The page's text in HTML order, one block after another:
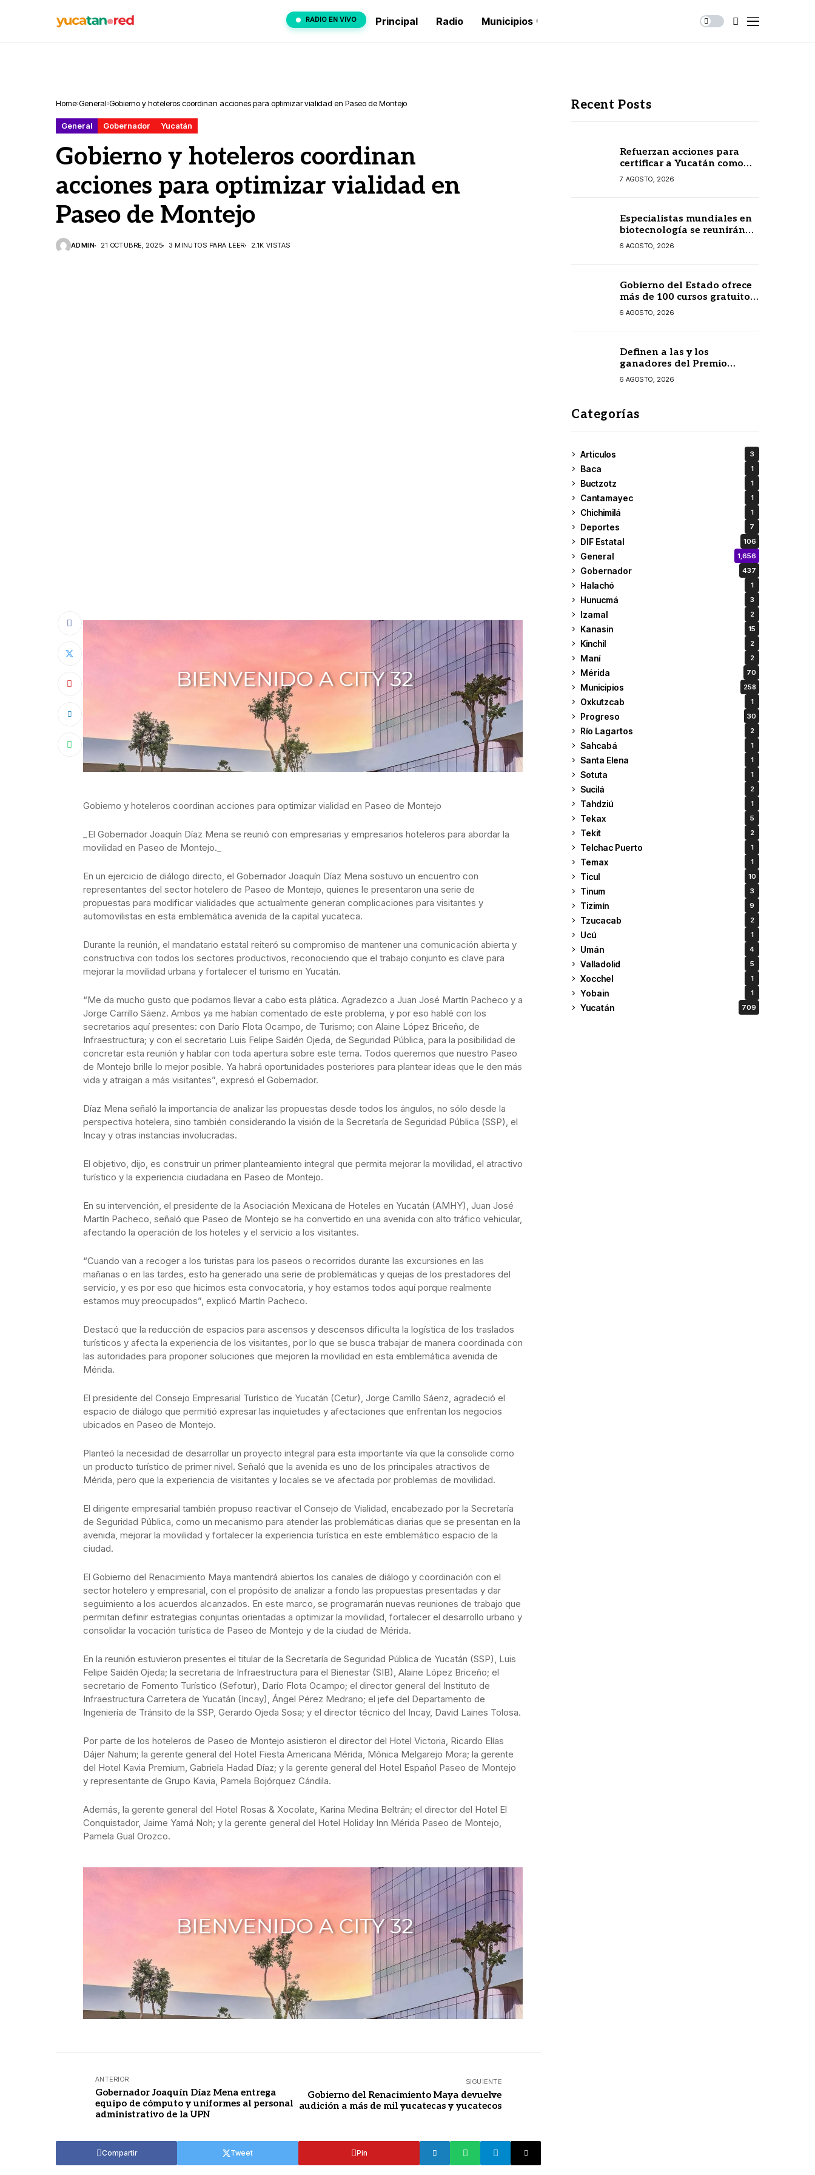
RADIO EN VIVO Principal Radio Municipios
Home General Gobierno y hoteleros coordinan acciones para optimizar vialidad en Paseo de Montejo
General Gobernador Yucatán
Gobierno y hoteleros coordinan
acciones para optimizar vialidad en
Paseo de Montejo
ADMIN 21 OCTUBRE, 2025 3 MINUTOS PARA LEER 2.1K VISTAS
Gobierno y hoteleros coordinan acciones para optimizar vialidad en Paseo de Montejo
_El Gobernador Joaquín Díaz Mena se reunió con empresarias y empresarios hoteleros para abordar la
movilidad en Paseo de Montejo._
En un ejercicio de diálogo directo, el Gobernador Joaquín Díaz Mena sostuvo un encuentro con
representantes del sector hotelero de Paseo de Montejo, quienes le presentaron una serie de
propuestas para modificar vialidades que actualmente generan complicaciones para visitantes y
automovilistas en esta emblemática avenida de la capital yucateca.
Durante la reunión, el mandatario estatal reiteró su compromiso de mantener una comunicación abierta y
constructiva con todos los sectores productivos, reconociendo que el trabajo conjunto es clave para
mejorar la movilidad urbana y fortalecer el turismo en Yucatán.
“Me da mucho gusto que podamos llevar a cabo esta plática. Agradezco a Juan José Martín Pacheco y a
Jorge Carrillo Sáenz. Ambos ya me habían comentado de este problema, y por eso hablé con los
secretarios aquí presentes: con Darío Flota Ocampo, de Turismo; con Alaine López Briceño, de
Infraestructura; y con el secretario Luis Felipe Saidén Ojeda, de Seguridad Pública, para la posibilidad de
concretar esta reunión y hablar con toda apertura sobre este tema. Todos queremos que nuestro Paseo
de Montejo brille lo mejor posible. Ya habrá oportunidades posteriores para plantear ideas que le den más
vida y atraigan a más visitantes”, expresó el Gobernador.
Díaz Mena señaló la importancia de analizar las propuestas desde todos los ángulos, no sólo desde la
perspectiva hotelera, sino también considerando la visión de la Secretaría de Seguridad Pública (SSP), el
Incay y otras instancias involucradas.
El objetivo, dijo, es construir un primer planteamiento integral que permita mejorar la movilidad, el atractivo
turístico y la experiencia ciudadana en Paseo de Montejo.
En su intervención, el presidente de la Asociación Mexicana de Hoteles en Yucatán (AMHY), Juan José
Martín Pacheco, señaló que Paseo de Montejo se ha convertido en una avenida con alto tráfico vehicular,
afectando la operación de los hoteles y el servicio a los visitantes.
“Cuando van a recoger a los turistas para los paseos o recorridos durante las excursiones en las
mañanas o en las tardes, esto ha generado una serie de problemáticas y quejas de los prestadores del
servicio, y es por eso que hicimos esta convocatoria, y hoy estamos todos aquí porque realmente
estamos muy preocupados”, explicó Martín Pacheco.
Destacó que la reducción de espacios para ascensos y descensos dificulta la logística de los traslados
turísticos y afecta la experiencia de los visitantes, por lo que se busca trabajar de manera coordinada con
las autoridades para proponer soluciones que mejoren la movilidad en esta emblemática avenida de
Mérida.
El presidente del Consejo Empresarial Turístico de Yucatán (Cetur), Jorge Carrillo Sáenz, agradeció el
espacio de diálogo que permitió expresar las inquietudes y afectaciones que enfrentan los negocios
ubicados en Paseo de Montejo.
Planteó la necesidad de desarrollar un proyecto integral para esta importante vía que la consolide como
un producto turístico de primer nivel. Señaló que la avenida es uno de los principales atractivos de
Mérida, pero que la experiencia de visitantes y locales se ve afectada por problemas de movilidad.
El dirigente empresarial también propuso reactivar el Consejo de Vialidad, encabezado por la Secretaría
de Seguridad Pública, como un mecanismo para atender las problemáticas diarias que se presentan en la
avenida, mejorar la movilidad y fortalecer la experiencia turística en este emblemático espacio de la
ciudad.
El Gobierno del Renacimiento Maya mantendrá abiertos los canales de diálogo y coordinación con el
sector hotelero y empresarial, con el propósito de analizar a fondo las propuestas presentadas y dar
seguimiento a los acuerdos alcanzados. En este marco, se programarán nuevas reuniones de trabajo que
permitan definir estrategias conjuntas orientadas a optimizar la movilidad, fortalecer el desarrollo urbano y
consolidar la vocación turística de Paseo de Montejo y de la ciudad de Mérida.
En la reunión estuvieron presentes el titular de la Secretaría de Seguridad Pública de Yucatán (SSP), Luis
Felipe Saidén Ojeda; la secretaria de Infraestructura para el Bienestar (SIB), Alaine López Briceño; el
secretario de Fomento Turístico (Sefotur), Darío Flota Ocampo; el director general del Instituto de
Infraestructura Carretera de Yucatán (Incay), Ángel Pérez Medrano; el jefe del Departamento de
Ingeniería de Tránsito de la SSP, Gerardo Ojeda Sosa; y el director técnico del Incay, David Laines Tolosa.
Por parte de los hoteleros de Paseo de Montejo asistieron el director del Hotel Victoria, Ricardo Elías
Dájer Nahum; la gerente general del Hotel Fiesta Americana Mérida, Mónica Melgarejo Mora; la gerente
del Hotel Kavia Premium, Gabriela Hadad Díaz; y la gerente general del Hotel Español Paseo de Montejo
y representante de Grupo Kavia, Pamela Bojórquez Cándila.
Además, la gerente general del Hotel Rosas & Xocolate, Karina Medina Beltrán; el director del Hotel El
Conquistador, Jaime Yamá Noh; y la gerente general del Hotel Holiday Inn Mérida Paseo de Montejo,
Pamela Gual Orozco.
ANTERIOR
Gobernador Joaquín Díaz Mena entrega
equipo de cómputo y uniformes al personal
administrativo de la UPN
SIGUIENTE
Gobierno del Renacimiento Maya devuelve
audición a más de mil yucatecas y yucatecos
Compartir Tweet Pin
Recent Posts
Refuerzan acciones para
certificar a Yucatán como
estado libre de paludismo
7 AGOSTO, 2026
Especialistas mundiales en
biotecnología se reunirán
en Yucatán
6 AGOSTO, 2026
Gobierno del Estado ofrece
más de 100 cursos gratuitos
en línea para prestadores
turísticos
6 AGOSTO, 2026
Definen a las y los
ganadores del Premio
Estatal de las Juventudes
6 AGOSTO, 2026
Categorías
Articulos 3
Baca 1
Buctzotz 1
Cantamayec 1
Chichimilá 1
Deportes 7
DIF Estatal 106
General 1,656
Gobernador 437
Halachó 1
Hunucmá 3
Izamal 2
Kanasin 15
Kinchil 2
Maní 2
Mérida 70
Municipios 258
Oxkutzcab 1
Progreso 30
Río Lagartos 2
Sahcabá 1
Santa Elena 1
Sotuta 1
Sucilá 2
Tahdziú 1
Tekax 5
Tekit 2
Telchac Puerto 1
Temax 1
Ticul 10
Tinum 3
Tizimín 9
Tzucacab 2
Ucú 1
Umán 4
Valladolid 5
Xocchel 1
Yobain 1
Yucatán 709